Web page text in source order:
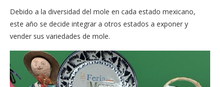
Debido a la diversidad del mole en cada estado mexicano,
este año se decide integrar a otros estados a exponer y
vender sus variedades de mole.